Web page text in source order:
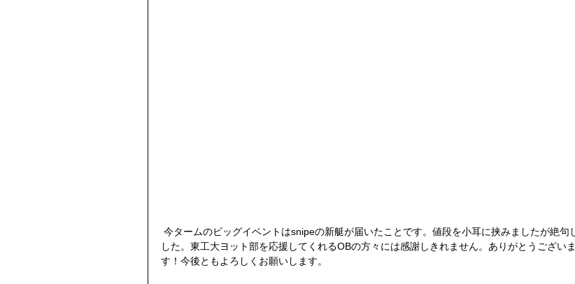
した。東工大ヨット部を応援してくれるOBの方々には感謝しきれません。ありがとうございま
す！今後ともよろしくお願いします。